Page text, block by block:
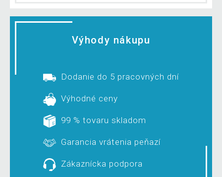
Výhody nákupu
Dodanie do 5 pracovných dní
Výhodné ceny
99 % tovaru skladom
Garancia vrátenia peňazí
Zákaznícka podpora